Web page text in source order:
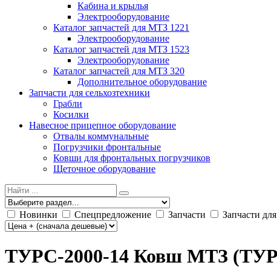
Кабина и крылья
Электрооборудование
Каталог запчастей для МТЗ 1221
Электрооборудование
Каталог запчастей для МТЗ 1523
Электрооборудование
Каталог запчастей для МТЗ 320
Дополнительное оборудование
Запчасти для сельхозтехники
Грабли
Косилки
Навесное прицепное оборудование
Отвалы коммунальные
Погрузчики фронтальные
Ковши для фронтальных погрузчиков
Щеточное оборудование
Новинки Спецпредложение Запчасти Запчасти
ТУРС-2000-14 Ковш МТЗ